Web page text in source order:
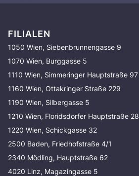
FILIALEN
1050 Wien, Siebenbrunnengasse 9
1070 Wien, Burggasse 5
1110 Wien, Simmeringer Hauptstraße 97
1160 Wien, Ottakringer Straße 229
1190 Wien, Silbergasse 5
1210 Wien, Floridsdorfer Hauptstraße 28
1220 Wien, Schickgasse 32
2500 Baden, Friedhofstraße 4/1
2340 Mödling, Hauptstraße 62
4020 Linz, Magazingasse 5